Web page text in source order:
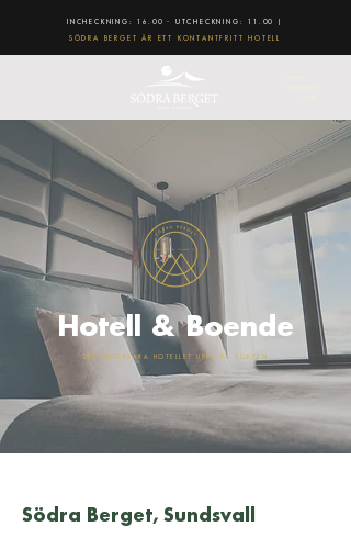
INCHECKNING: 16.00 - UTCHECKNING: 11.00 |
SÖDRA BERGET ÄR ETT KONTANTFRITT HOTELL
Hotell & Boende
DET UNDERBARA HOTELLET UPPE PÅ TOPPEN
Södra Berget, Sundsvall